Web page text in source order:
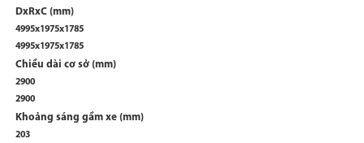
DxRxC (mm)
4995x1975x1785
4995x1975x1785
Chiều dài cơ sở (mm)
2900
2900
Khoảng sáng gầm xe (mm)
203